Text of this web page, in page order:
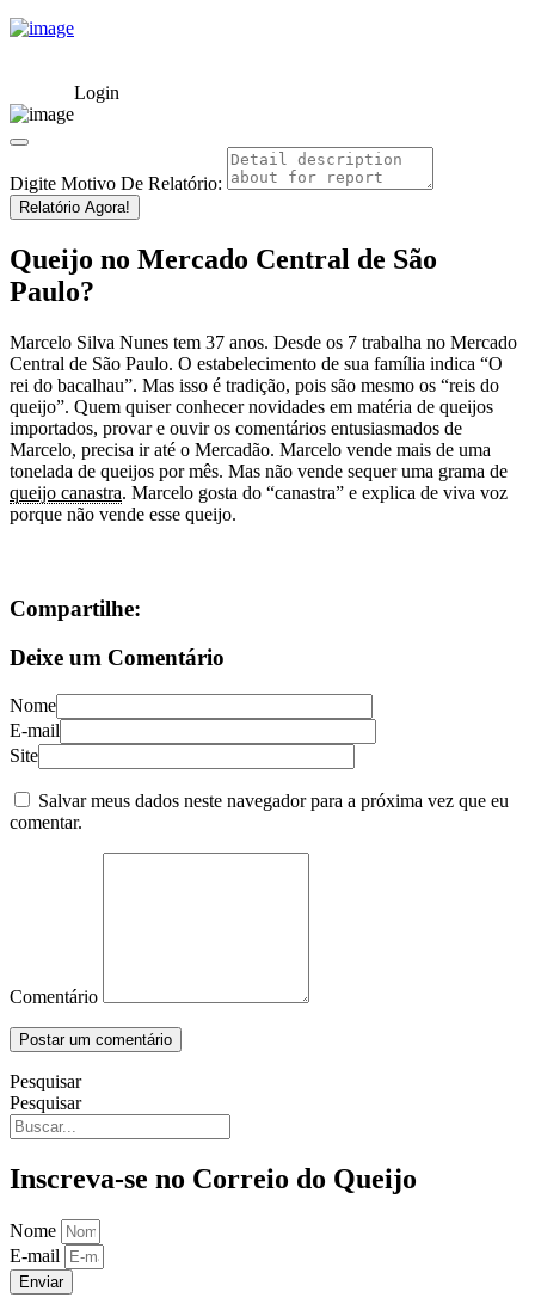
Login
Digite Motivo De Relatório:
Relatório Agora!
Queijo no Mercado Central de São
Paulo?
Marcelo Silva Nunes tem 37 anos. Desde os 7 trabalha no Mercado
Central de São Paulo. O estabelecimento de sua família indica “O
rei do bacalhau”. Mas isso é tradição, pois são mesmo os “reis do
queijo”. Quem quiser conhecer novidades em matéria de queijos
importados, provar e ouvir os comentários entusiasmados de
Marcelo, precisa ir até o Mercadão. Marcelo vende mais de uma
tonelada de queijos por mês. Mas não vende sequer uma grama de
queijo canastra. Marcelo gosta do “canastra” e explica de viva voz
porque não vende esse queijo.
Compartilhe:
Deixe um Comentário
Nome
E-mail
Site
Salvar meus dados neste navegador para a próxima vez que eu
comentar.
Comentário
Pesquisar
Pesquisar
Inscreva-se no Correio do Queijo
Nome
E-mail
Enviar